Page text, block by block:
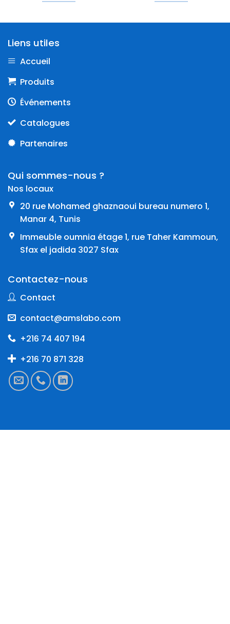
Liens utiles
Accueil
Produits
Événements
Catalogues
Partenaires
Qui sommes-nous ?
Nos locaux
20 rue Mohamed ghaznaoui bureau numero 1,
Manar 4, Tunis
Immeuble oumnia étage 1, rue Taher Kammoun,
Sfax el jadida 3027 Sfax
Contactez-nous
Contact
contact@amslabo.com
+216 74 407 194
+216 70 871 328